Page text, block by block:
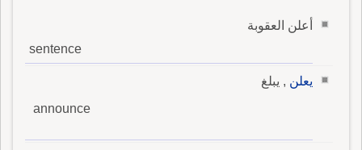
أعلن العقوبة
sentence
يعلن , يبلغ
announce